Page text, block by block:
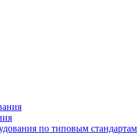
по типовым стандартам